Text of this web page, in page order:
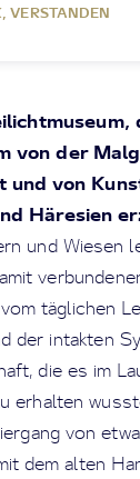
VERSTANDEN
von der
und von
Häresien
und Wiesen
täglichen
der intakten
die es im
erhalten
von
dem alten